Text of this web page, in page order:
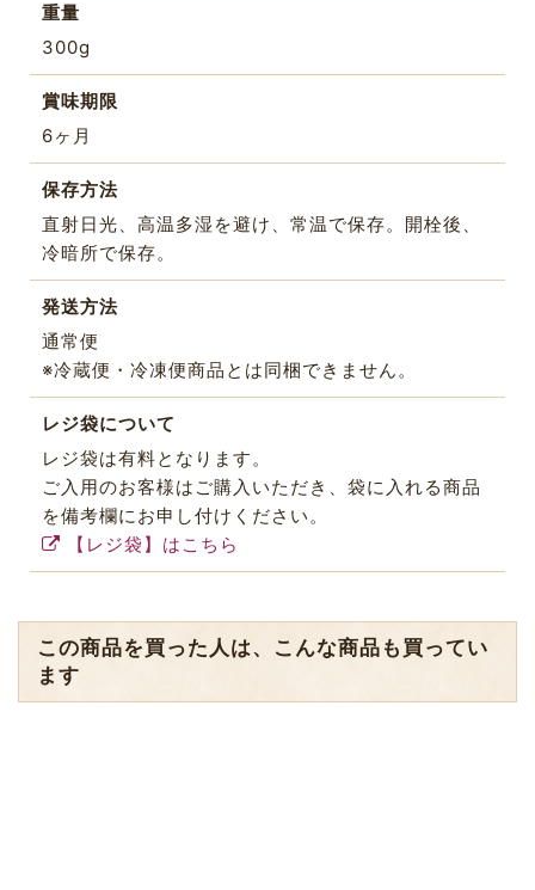
重量
300g
賞味期限
6ヶ月
保存方法
直射日光、高温多湿を避け、常温で保存。開栓後、
冷暗所で保存。
発送方法
通常便
※冷蔵便・冷凍便商品とは同梱できません。
レジ袋について
レジ袋は有料となります。
ご入用のお客様はご購入いただき、袋に入れる商品
を備考欄にお申し付けください。
【レジ袋】はこちら
この商品を買った人は、こんな商品も買ってい
ます